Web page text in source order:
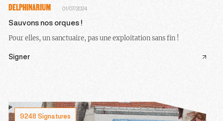
DELPHINARIUM 01/07/2024
Sauvons nos orques !
Pour elles, un sanctuaire, pas une exploitation sans fin !
Signer
9248 Signatures